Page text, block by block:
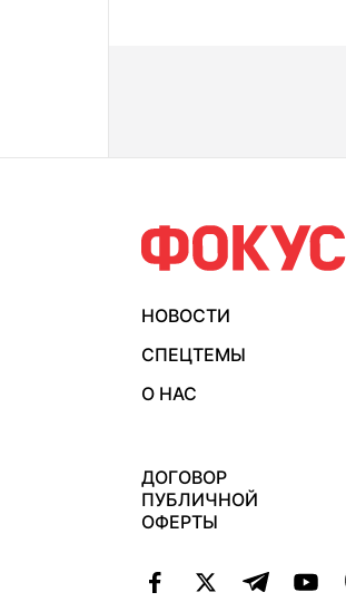
НОВОСТИ
СПЕЦТЕМЫ
О НАС
ДОГОВОР
ПУБЛИЧНОЙ
ОФЕРТЫ